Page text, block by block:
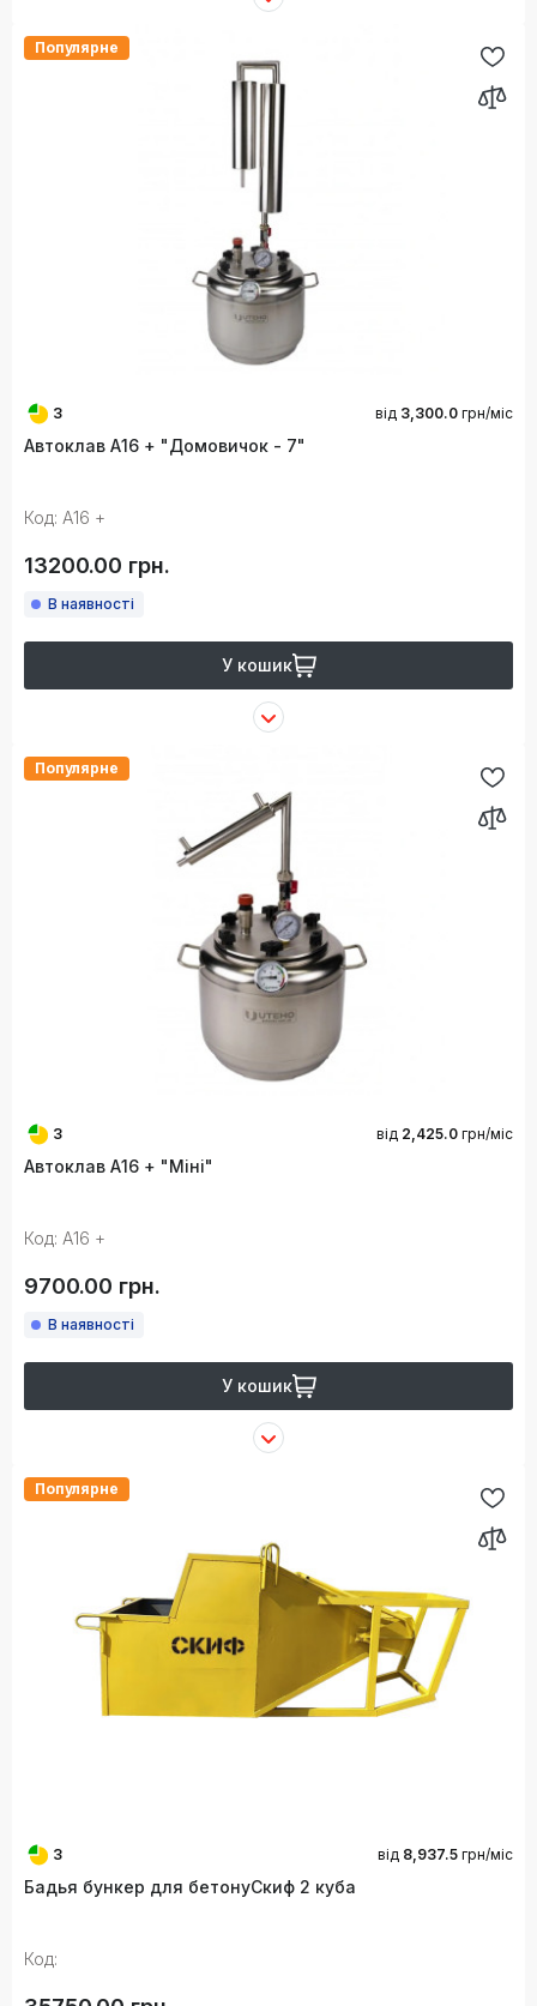
Популярне
3 від 3,300.0 грн/міс
Автоклав А16 + "Домовичок - 7"
Код: А16 +
13200.00 грн.
В наявності
У кошик
Популярне
3 від 2,425.0 грн/міс
Автоклав А16 + "Міні"
Код: А16 +
9700.00 грн.
В наявності
У кошик
Популярне
3 від 8,937.5 грн/міс
Бадья бункер для бетонуСкиф 2 куба
Код: